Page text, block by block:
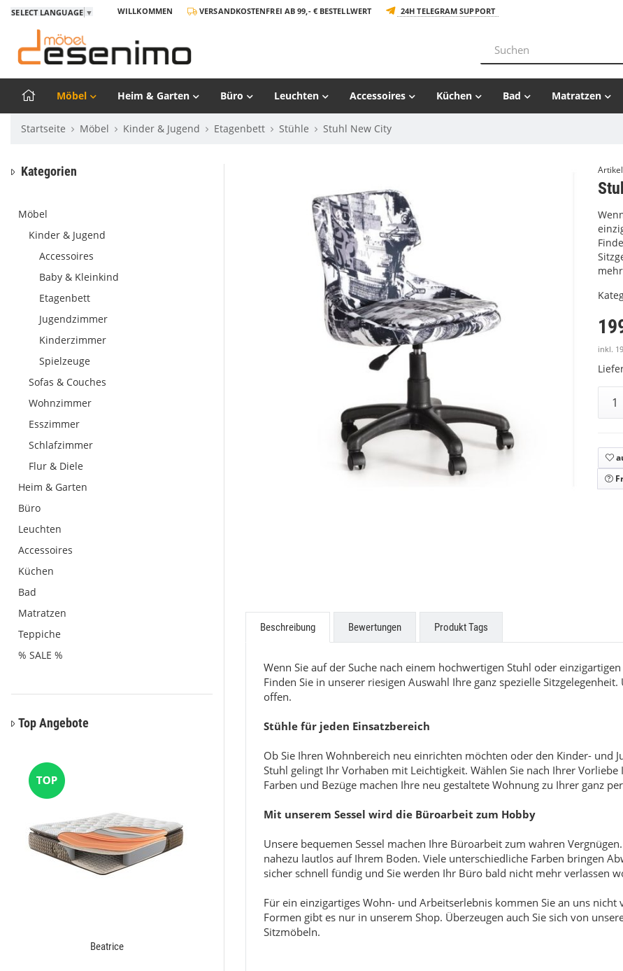
SELECT LANGUAGE ▼ WILLKOMMEN VERSANDKOSTENFREI AB 99,- € BESTELLWERT 24H TELEGRAM SUPPORT
Möbel Heim & Garten Büro Leuchten Accessoires Küchen Bad Matratzen
Startseite Möbel Kinder & Jugend Etagenbett Stühle Stuhl New City
inkl.
Beschreibung Bewertungen Produkt Tags
Wenn Sie auf der Suche nach einem hochwertigen Stuhl oder
Finden Sie in unserer riesigen Auswahl Ihre ganz spezielle
offen.
Stühle für jeden Einsatzbereich
Ob Sie Ihren Wohnbereich neu einrichten möchten oder den Kinder- und
Stuhl gelingt Ihr Vorhaben mit Leichtigkeit. Wählen Sie nach Ihrer
Farben und Bezüge machen Ihre neu gestaltete Wohnung zu Ihrer ganz
Mit unserem Sessel wird die Büroarbeit zum Hobby
Unsere bequemen Sessel machen Ihre Büroarbeit zum wahren
nahezu lautlos auf Ihrem Boden. Viele unterschiedliche Farben bringen
sicher schnell fündig und Sie werden Ihr Büro bald nicht mehr verlassen
Für ein einzigartiges Wohn- und Arbeitserlebnis kommen Sie an uns
Formen gibt es nur in unserem Shop. Überzeugen auch Sie sich von
Sitzmöbeln.
Kategorien
Möbel
Kinder & Jugend
Accessoires
Baby & Kleinkind
Etagenbett
Jugendzimmer
Kinderzimmer
Spielzeuge
Sofas & Couches
Wohnzimmer
Esszimmer
Schlafzimmer
Flur & Diele
Heim & Garten
Büro
Leuchten
Accessoires
Küchen
Bad
Matratzen
Teppiche
% SALE %
Top Angebote
Beatrice